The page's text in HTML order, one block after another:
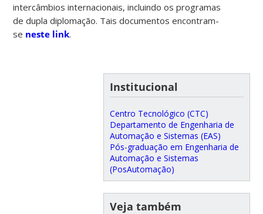
intercâmbios internacionais, incluindo os programas
de dupla diplomação. Tais documentos encontram-
se neste link.
Institucional
Centro Tecnológico (CTC)
Departamento de Engenharia de
Automação e Sistemas (EAS)
Pós-graduação em Engenharia de
Automação e Sistemas
(PosAutomação)
Veja também